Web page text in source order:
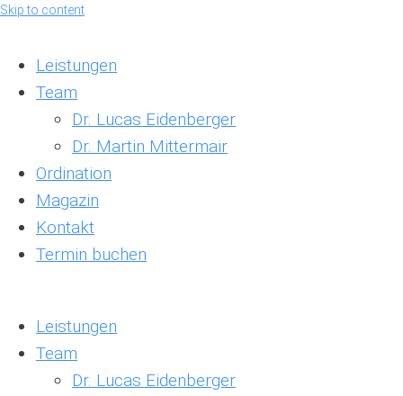
Skip to content
Leistungen
Team
Dr. Lucas Eidenberger
Dr. Martin Mittermair
Ordination
Magazin
Kontakt
Termin buchen
Leistungen
Team
Dr. Lucas Eidenberger